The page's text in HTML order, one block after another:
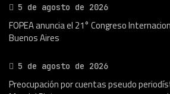
5 de agosto de 2026
FOPEA anuncia el 21° Congreso
Buenos Aires
5 de agosto de 2026
Preocupación por cuentas pseudo